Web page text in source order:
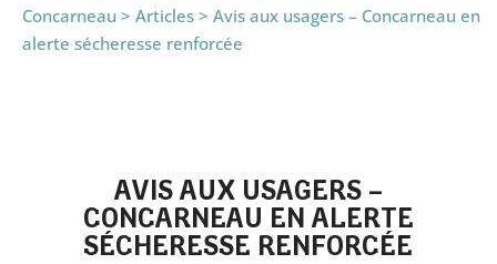
Concarneau > Articles > Avis aux usagers – Concarneau en
alerte sécheresse renforcée
AVIS AUX USAGERS –
CONCARNEAU EN ALERTE
SÉCHERESSE RENFORCÉE